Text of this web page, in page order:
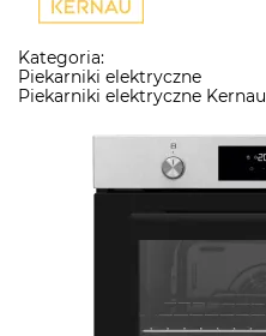
Kategoria:
Piekarniki elektryczne
Piekarniki elektryczne Kernau